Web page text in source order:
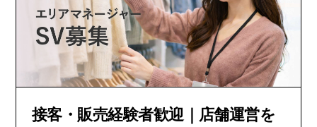
接客・販売経験者歓迎｜店舗運営を